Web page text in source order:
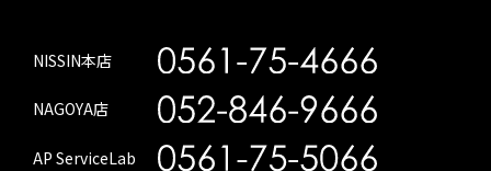
NISSIN本店
NAGOYA店
AP ServiceLab